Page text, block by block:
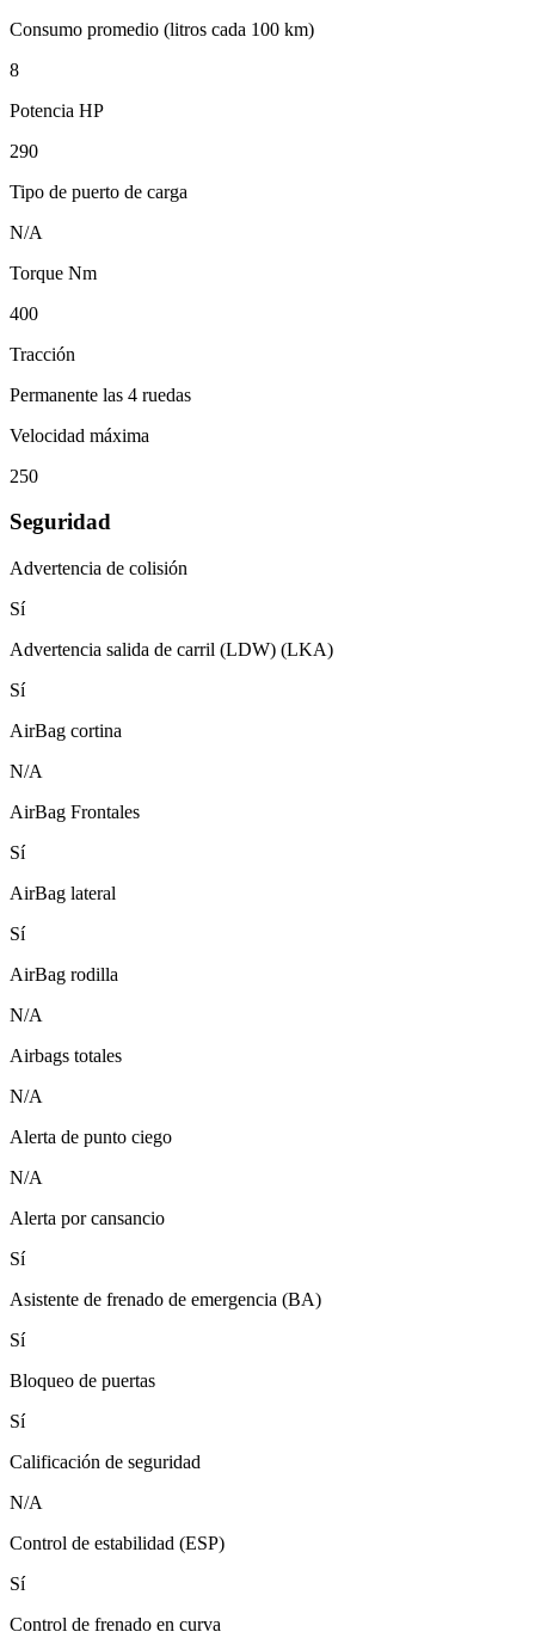
Consumo promedio (litros cada 100 km)
8
Potencia HP
290
Tipo de puerto de carga
N/A
Torque Nm
400
Tracción
Permanente las 4 ruedas
Velocidad máxima
250
Seguridad
Advertencia de colisión
Sí
Advertencia salida de carril (LDW) (LKA)
Sí
AirBag cortina
N/A
AirBag Frontales
Sí
AirBag lateral
Sí
AirBag rodilla
N/A
Airbags totales
N/A
Alerta de punto ciego
N/A
Alerta por cansancio
Sí
Asistente de frenado de emergencia (BA)
Sí
Bloqueo de puertas
Sí
Calificación de seguridad
N/A
Control de estabilidad (ESP)
Sí
Control de frenado en curva